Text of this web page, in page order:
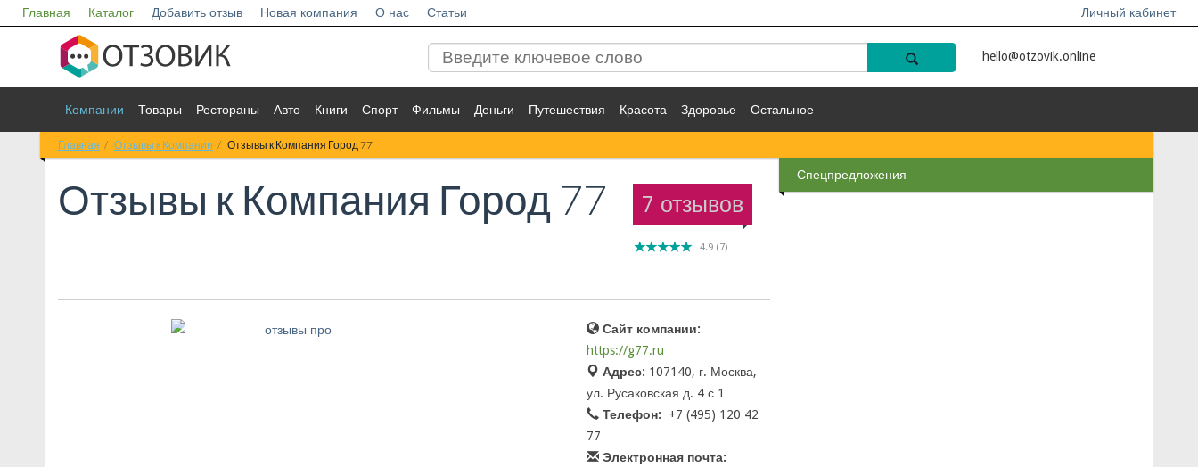
Главная Каталог Добавить отзыв Новая компания О нас Статьи Личный кабинет
hello@otzovik.online
Компании Товары Рестораны Авто Книги Спорт Фильмы Деньги Путешествия Красота Здоровье Остальное
Главная Отзывы к Компании Отзывы к Компания Город 77
7 отзывов
4.9 (7)
Отзывы к Компания Город 77
Сайт компании:
https://g77.ru
Адрес: 107140, г. Москва,
ул. Русаковская д. 4 с 1
Телефон:
+7 (495) 120 42
77
Электронная почта:
Спецпредложения